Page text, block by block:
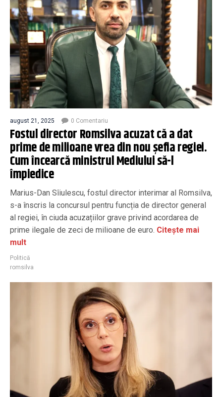
august 21, 2025 0 Comentariu
Fostul director Romsilva acuzat că a dat
prime de milioane vrea din nou șefia regiei.
Cum încearcă ministrul Mediului să-l
împiedice
Marius-Dan Sîiulescu, fostul director interimar al Romsilva,
s-a înscris la concursul pentru funcția de director general
al regiei, în ciuda acuzațiilor grave privind acordarea de
prime ilegale de zeci de milioane de euro. Citește mai
mult
Politică
romsilva